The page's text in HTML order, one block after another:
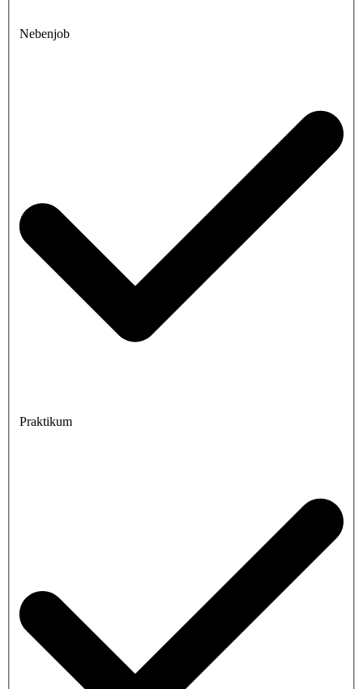
Nebenjob
Praktikum